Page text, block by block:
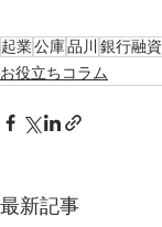
起業公庫 品川 銀行融資
お役立ちコラム
最新記事